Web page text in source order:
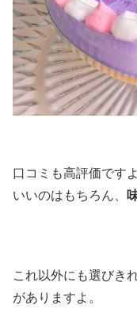
口コミも高評価です
いいのはもちろん、
これ以外にも選びき
がありますよ。